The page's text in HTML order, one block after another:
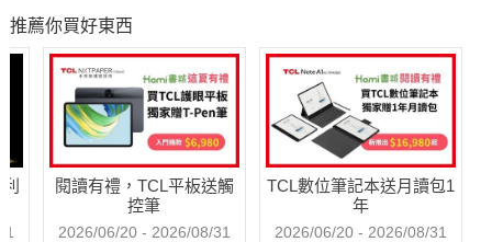
推薦你買好東西
閱讀有禮，TCL平板送觸
控筆
2026/06/20 - 2026/08/31
TCL數位筆記本送月讀包1
年
2026/06/20 - 2026/08/31